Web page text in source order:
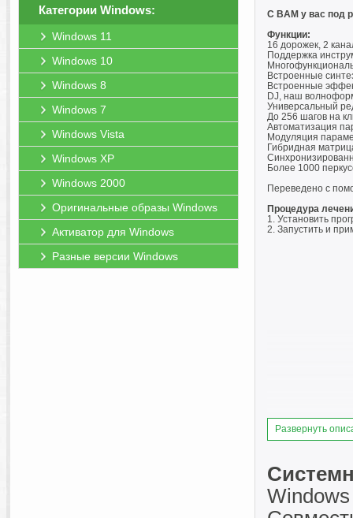
Категории Windows:
Windows 11
Windows 10
Windows 8
Windows 7
Windows Vista
Windows XP
Windows 2000
Оригинальные образы Windows
Активатор для Windows
Разные версии Windows
С BAM у вас под
Функции:
16 дорожек, 2
Поддержка
Встроенные
Встроенные
DJ, наш
Универсальный
До 256 шагов на
Автоматизация
Модуляция
Гибридная
Более 1000
Переведено с
Процедура
1. Установить
2. Запустить и
Развернуть